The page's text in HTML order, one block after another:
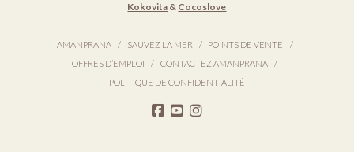
Kokovita & Cocoslove
AMANPRANA SAUVEZ LA MER
POINTS DE VENTE
OFFRES D’EMPLOI
CONTACTEZ AMANPRANA
POLITIQUE DE CONFIDENTIALITÉ